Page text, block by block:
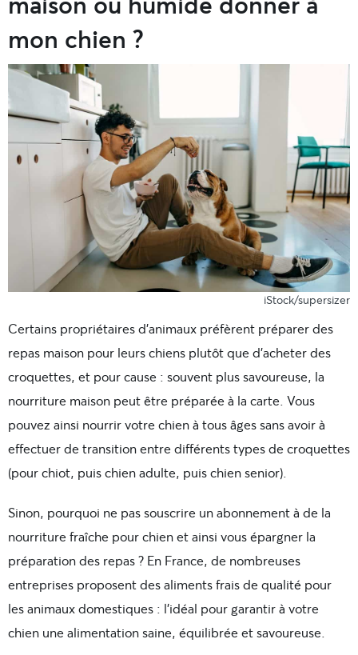
mon chien ?
iStock/supersizer
Certains propriétaires d’animaux préfèrent préparer des
repas maison pour leurs chiens plutôt que d’acheter des
croquettes, et pour cause : souvent plus savoureuse, la
nourriture maison peut être préparée à la carte. Vous
pouvez ainsi nourrir votre chien à tous âges sans avoir à
effectuer de transition entre différents types de croquettes
(pour chiot, puis chien adulte, puis chien senior).
Sinon, pourquoi ne pas souscrire un abonnement à de la
nourriture fraîche pour chien et ainsi vous épargner la
préparation des repas ? En France, de nombreuses
entreprises proposent des aliments frais de qualité pour
les animaux domestiques : l’idéal pour garantir à votre
chien une alimentation saine, équilibrée et savoureuse.